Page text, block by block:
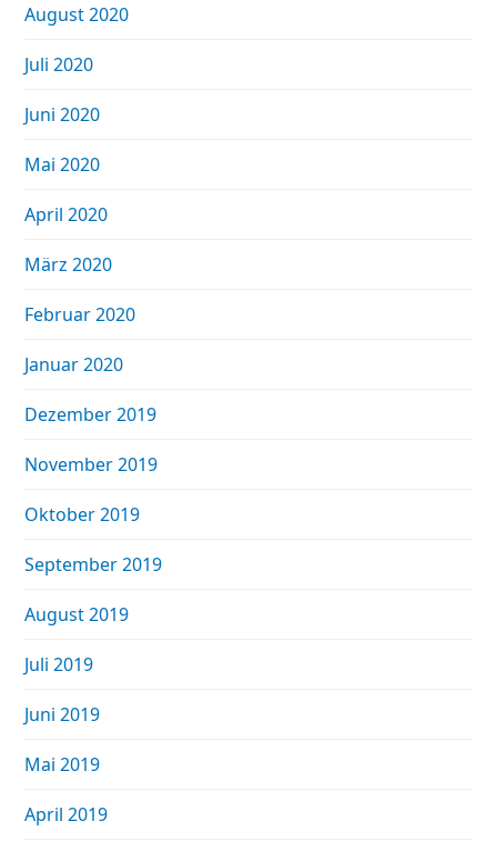
August 2020
Juli 2020
Juni 2020
Mai 2020
April 2020
März 2020
Februar 2020
Januar 2020
Dezember 2019
November 2019
Oktober 2019
September 2019
August 2019
Juli 2019
Juni 2019
Mai 2019
April 2019